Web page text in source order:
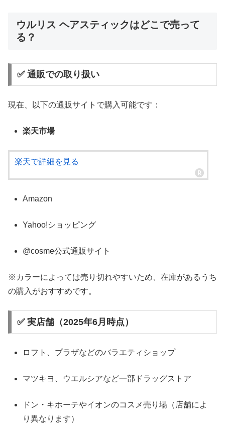
ウルリス ヘアスティックはどこで売って
る？
✅ 通販での取り扱い
現在、以下の通販サイトで購入可能です：
楽天市場
楽天で詳細を見る
Amazon
Yahoo!ショッピング
@cosme公式通販サイト
※カラーによっては売り切れやすいため、在庫があるうち
の購入がおすすめです。
✅ 実店舗（2025年6月時点）
ロフト、プラザなどのバラエティショップ
マツキヨ、ウエルシアなど一部ドラッグストア
ドン・キホーテやイオンのコスメ売り場（店舗によ
り異なります）